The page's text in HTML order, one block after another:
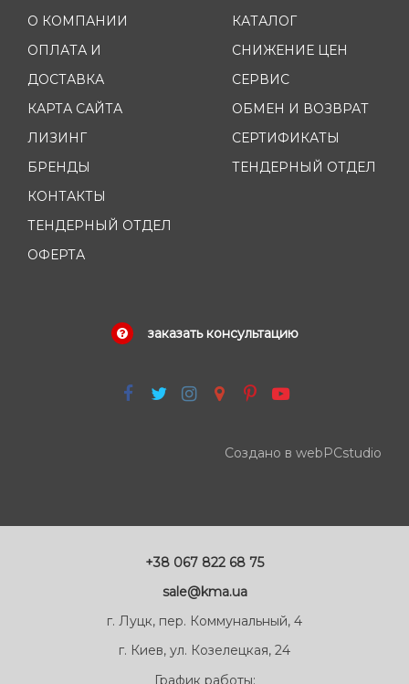
О КОМПАНИИ
ОПЛАТА И
ДОСТАВКА
КАРТА САЙТА
ЛИЗИНГ
БРЕНДЫ
КОНТАКТЫ
ТЕНДЕРНЫЙ ОТДЕЛ
ОФЕРТА
КАТАЛОГ
СНИЖЕНИЕ ЦЕН
СЕРВИС
ОБМЕН И ВОЗВРАТ
СЕРТИФИКАТЫ
ТЕНДЕРНЫЙ ОТДЕЛ
заказать консультацию
Создано в webPCstudio
+38 067 822 68 75
sale@kma.ua
г. Луцк, пер. Коммунальный, 4
г. Киев, ул. Козелецкая, 24
График работы: